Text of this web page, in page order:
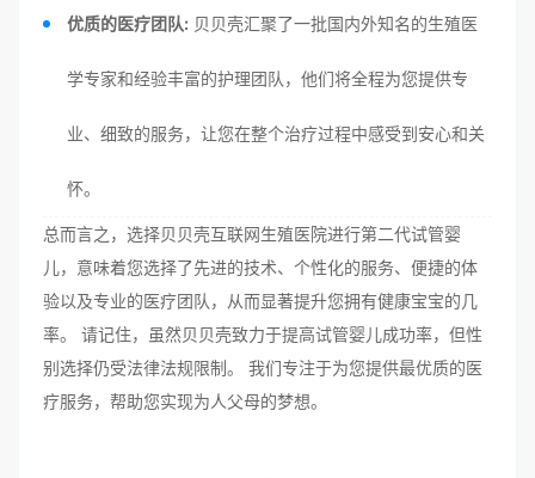
优质的医疗团队: 贝贝壳汇聚了一批国内外知名的生殖医
学专家和经验丰富的护理团队，他们将全程为您提供专
业、细致的服务，让您在整个治疗过程中感受到安心和关
怀。
总而言之，选择贝贝壳互联网生殖医院进行第二代试管婴
儿，意味着您选择了先进的技术、个性化的服务、便捷的体
验以及专业的医疗团队，从而显著提升您拥有健康宝宝的几
率。 请记住，虽然贝贝壳致力于提高试管婴儿成功率，但性
别选择仍受法律法规限制。 我们专注于为您提供最优质的医
疗服务，帮助您实现为人父母的梦想。